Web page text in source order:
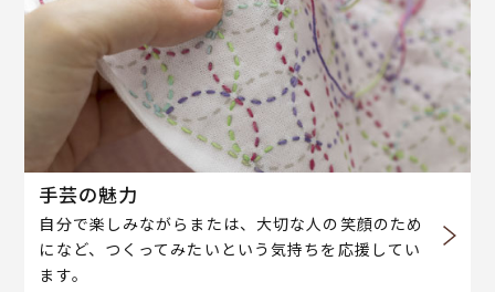
手芸の魅力
自分で楽しみながらまたは、大切な人の笑顔のため
になど、つくってみたいという気持ちを応援してい
ます。